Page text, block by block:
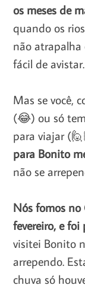
os meses de
quando os
não atrapalha
fácil de avistar.
Mas se você,
(😂) ou só
para viajar
para Bonito
não se
Nós fomos no
fevereiro, e foi
visitei Bonito
arrependo.
chuva só